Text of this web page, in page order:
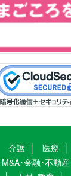
介護 医療
M&A･金融･不動産